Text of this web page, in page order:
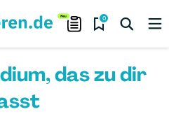
0
das zu dir